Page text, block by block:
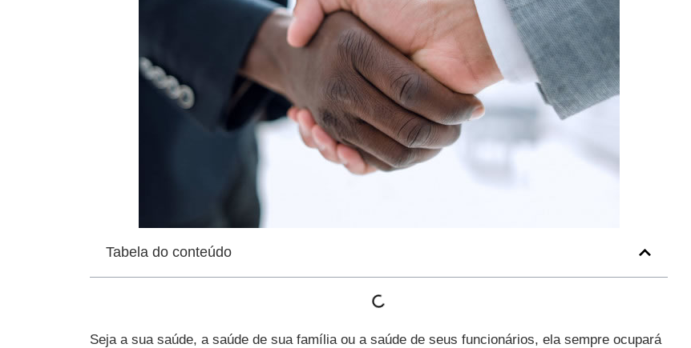
Tabela do conteúdo
Seja a sua saúde, a saúde de sua família ou a saúde de seus funcionários, ela sempre ocupará